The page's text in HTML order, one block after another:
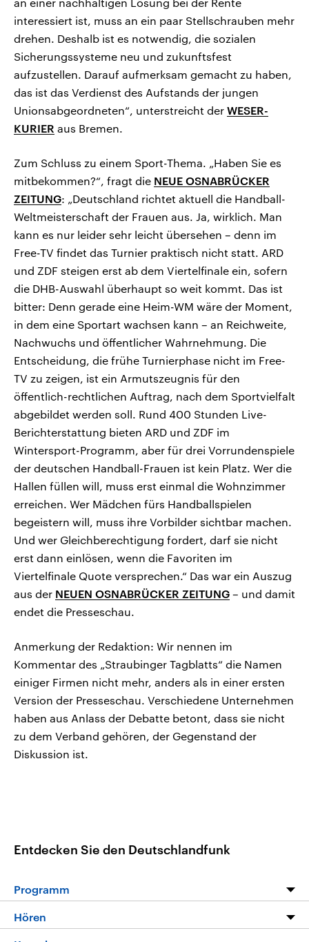
an einer nachhaltigen Lösung bei der Rente
interessiert ist, muss an ein paar Stellschrauben mehr
drehen. Deshalb ist es notwendig, die sozialen
Sicherungssysteme neu und zukunftsfest
aufzustellen. Darauf aufmerksam gemacht zu haben,
das ist das Verdienst des Aufstands der jungen
Unionsabgeordneten“, unterstreicht der WESER-
KURIER aus Bremen.
Zum Schluss zu einem Sport-Thema. „Haben Sie es
mitbekommen?“, fragt die NEUE OSNABRÜCKER
ZEITUNG: „Deutschland richtet aktuell die Handball-
Weltmeisterschaft der Frauen aus. Ja, wirklich. Man
kann es nur leider sehr leicht übersehen – denn im
Free-TV findet das Turnier praktisch nicht statt. ARD
und ZDF steigen erst ab dem Viertelfinale ein, sofern
die DHB-Auswahl überhaupt so weit kommt. Das ist
bitter: Denn gerade eine Heim-WM wäre der Moment,
in dem eine Sportart wachsen kann – an Reichweite,
Nachwuchs und öffentlicher Wahrnehmung. Die
Entscheidung, die frühe Turnierphase nicht im Free-
TV zu zeigen, ist ein Armutszeugnis für den
öffentlich-rechtlichen Auftrag, nach dem Sportvielfalt
abgebildet werden soll. Rund 400 Stunden Live-
Berichterstattung bieten ARD und ZDF im
Wintersport-Programm, aber für drei Vorrundenspiele
der deutschen Handball-Frauen ist kein Platz. Wer die
Hallen füllen will, muss erst einmal die Wohnzimmer
erreichen. Wer Mädchen fürs Handballspielen
begeistern will, muss ihre Vorbilder sichtbar machen.
Und wer Gleichberechtigung fordert, darf sie nicht
erst dann einlösen, wenn die Favoriten im
Viertelfinale Quote versprechen.“ Das war ein Auszug
aus der NEUEN OSNABRÜCKER ZEITUNG – und damit
endet die Presseschau.
Anmerkung der Redaktion: Wir nennen im
Kommentar des „Straubinger Tagblatts“ die Namen
einiger Firmen nicht mehr, anders als in einer ersten
Version der Presseschau. Verschiedene Unternehmen
haben aus Anlass der Debatte betont, dass sie nicht
zu dem Verband gehören, der Gegenstand der
Diskussion ist.
Entdecken Sie den Deutschlandfunk
Programm
Programm
Hören